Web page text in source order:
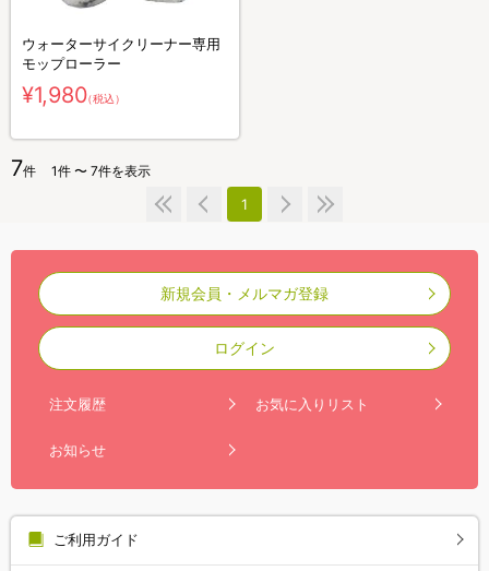
ウォーターサイクリーナー専用
モップローラー
¥1,980（税込）
7件 1件 〜 7件を表示
1
新規会員・メルマガ登録
ログイン
注文履歴 お気に入りリスト
お知らせ
ご利用ガイド